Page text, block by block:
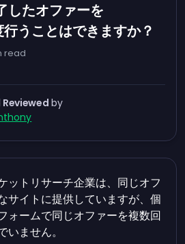
したオファーを
うことはできますか？
read
Reviewed by
ットリサーチ企業は、同じオフ
サイトに提供していますが、個
ォームで同じオファーを複数回
ません。